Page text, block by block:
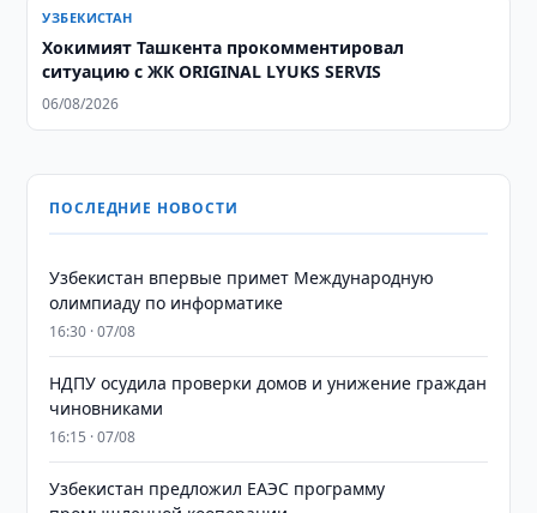
УЗБЕКИСТАН
Хокимият Ташкента прокомментировал
ситуацию с ЖК ORIGINAL LYUKS SERVIS
06/08/2026
ПОСЛЕДНИЕ НОВОСТИ
Узбекистан впервые примет Международную
олимпиаду по информатике
16:30 · 07/08
НДПУ осудила проверки домов и унижение граждан
чиновниками
16:15 · 07/08
Узбекистан предложил ЕАЭС программу